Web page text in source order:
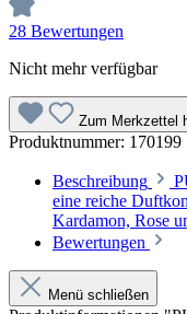
28 Bewertungen
Nicht mehr verfügbar
Zum Merkzettel
Produktnummer: 170199
Beschreibung
eine reiche
Kardamon, Rose
Bewertungen
Menü schließen